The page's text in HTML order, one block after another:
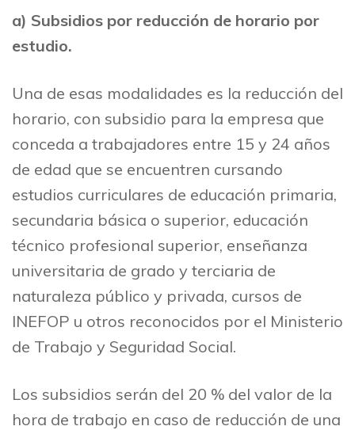
a) Subsidios por reducción de horario por
estudio.
Una de esas modalidades es la reducción del
horario, con subsidio para la empresa que
conceda a trabajadores entre 15 y 24 años
de edad que se encuentren cursando
estudios curriculares de educación primaria,
secundaria básica o superior, educación
técnico profesional superior, enseñanza
universitaria de grado y terciaria de
naturaleza público y privada, cursos de
INEFOP u otros reconocidos por el Ministerio
de Trabajo y Seguridad Social.
Los subsidios serán del 20 % del valor de la
hora de trabajo en caso de reducción de una